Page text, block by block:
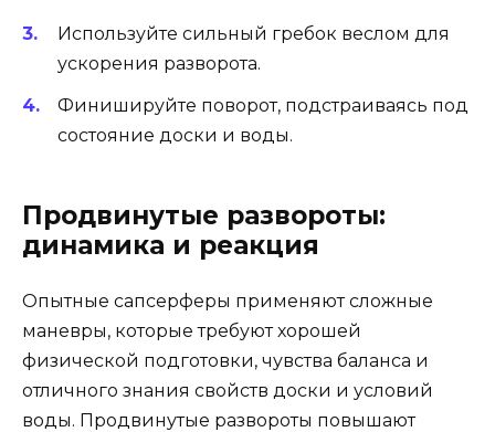
Используйте сильный гребок веслом для
ускорения разворота.
Финишируйте поворот, подстраиваясь под
состояние доски и воды.
Продвинутые развороты:
динамика и реакция
Опытные сапсерферы применяют сложные
маневры, которые требуют хорошей
физической подготовки, чувства баланса и
отличного знания свойств доски и условий
воды. Продвинутые развороты повышают